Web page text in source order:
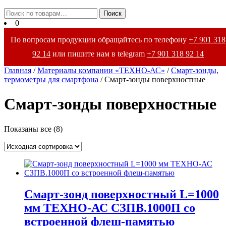
Закрыть
меню
Искать: Поиск
0
По вопросам продукции обращайтесь по телефону +7 901 318
92 14 или пишите нам в telegram +7 901 318 92 14
Главная /Материалы компании «ТЕХНО-АС» /Смарт-зонды,
термометры для смартфона / Смарт-зонды поверхностные
Смарт-зонды поверхностные
Показаны все (8)
Смарт-зонд поверхностный L=1000
мм ТЕХНО-АС СЗПВ.1000П со
встроенной флеш-памятью